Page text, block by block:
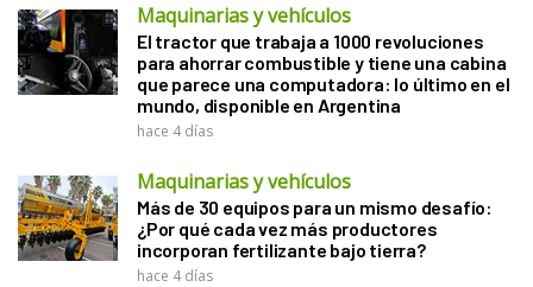
Maquinarias y vehículos
El tractor que trabaja a 1000 revoluciones
para ahorrar combustible y tiene una cabina
que parece una computadora: lo último en el
mundo, disponible en Argentina
hace 4 días
Maquinarias y vehículos
Más de 30 equipos para un mismo desafío:
¿Por qué cada vez más productores
incorporan fertilizante bajo tierra?
hace 4 días